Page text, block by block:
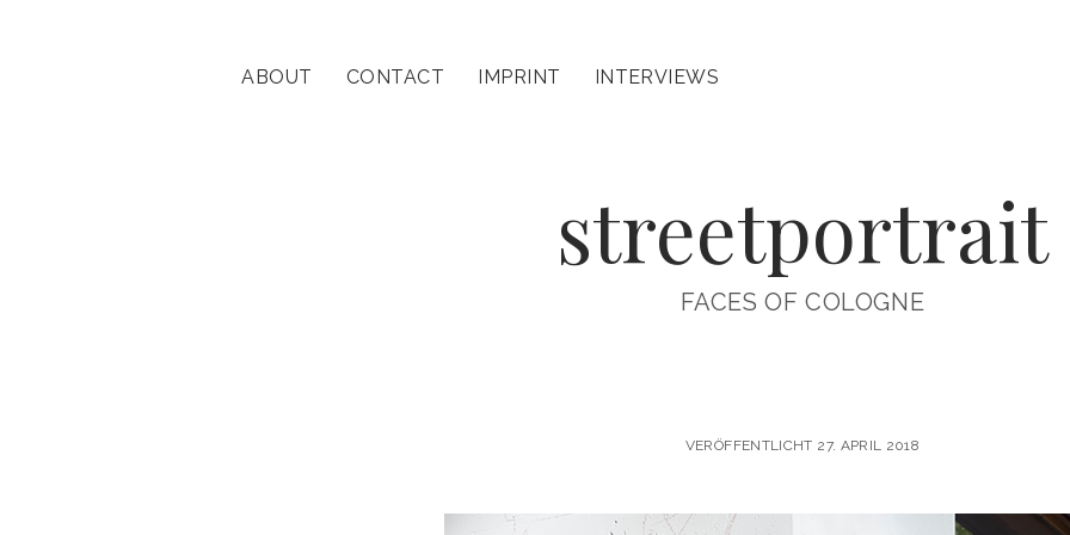
ABOUT CONTACT IMPRINT INTERVIEWS
streetportrait
FACES OF COLOGNE
VERÖFFENTLICHT 27. APRIL 2018